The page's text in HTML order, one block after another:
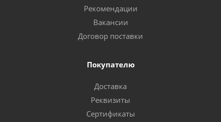
Рекомендации
Вакансии
Договор поставки
Покупателю
Доставка
Реквизиты
Сертификаты